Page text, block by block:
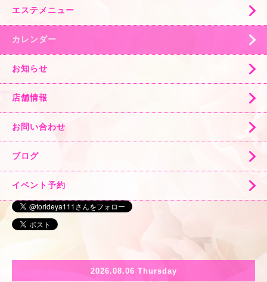
エステメニュー
カレンダー
お知らせ
店舗情報
お問い合わせ
ブログ
イベント予約
2026.08.06 Thursday